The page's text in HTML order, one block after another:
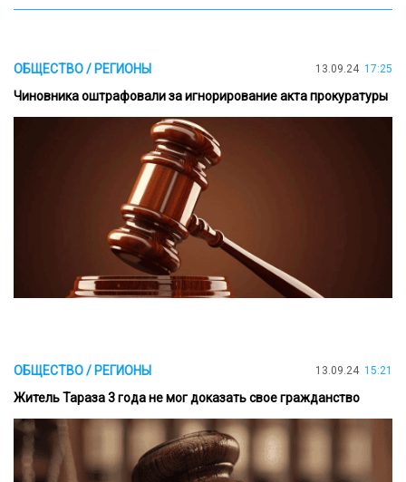
ОБЩЕСТВО / РЕГИОНЫ 13.09.24 17:25
Чиновника оштрафовали за игнорирование акта прокуратуры
ОБЩЕСТВО / РЕГИОНЫ 13.09.24 15:21
Житель Тараза 3 года не мог доказать свое гражданство